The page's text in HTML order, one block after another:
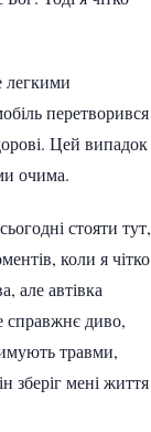
легкими
перетворився
Цей випадок
очима.
стояти тут,
коли я чітко
але автівка
справжнє диво,
травми,
зберіг мені життя